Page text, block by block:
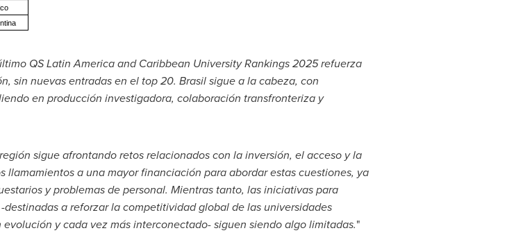
QS Latin America andCaribbean UniversityRankings 2025 refuerza
sin nuevas entradas en el top 20. Brasil sigue a la cabeza, con
en producción investigadora, colaboración transfronteriza y
sigue afrontando retos relacionados con la inversión, el acceso y la
a una mayor financiación para abordar estas cuestiones, ya
y problemas de personal. Mientras tanto, las iniciativas para
a reforzar la competitividad global de las universidades
y cada vez más interconectado- siguen siendo algo limitadas."